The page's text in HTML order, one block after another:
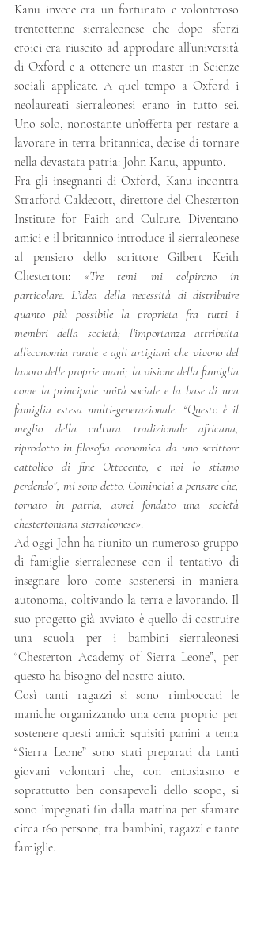
Kanu invece era un fortunato e volonteroso
trentottenne sierraleonese che dopo sforzi
eroici era riuscito ad approdare all’università
di Oxford e a ottenere un master in Scienze
sociali applicate. A quel tempo a Oxford i
neolaureati sierraleonesi erano in tutto sei.
Uno solo, nonostante un’offerta per restare a
lavorare in terra britannica, decise di tornare
nella devastata patria: John Kanu, appunto.
Fra gli insegnanti di Oxford, Kanu incontra
Stratford Caldecott, direttore del Chesterton
Institute for Faith and Culture. Diventano
amici e il britannico introduce il sierraleonese
al pensiero dello scrittore Gilbert Keith
Chesterton: «Tre temi mi colpirono in
particolare. L’idea della necessità di distribuire
quanto più possibile la proprietà fra tutti i
membri della società; l’importanza attribuita
all’economia rurale e agli artigiani che vivono del
lavoro delle proprie mani; la visione della famiglia
come la principale unità sociale e la base di una
famiglia estesa multi-generazionale. “Questo è il
meglio della cultura tradizionale africana,
riprodotto in filosofia economica da uno scrittore
cattolico di fine Ottocento, e noi lo stiamo
perdendo”, mi sono detto. Cominciai a pensare che,
tornato in patria, avrei fondato una società
chestertoniana sierraleonese».
Ad oggi John ha riunito un numeroso gruppo
di famiglie sierraleonese con il tentativo di
insegnare loro come sostenersi in maniera
autonoma, coltivando la terra e lavorando. Il
suo progetto già avviato è quello di costruire
una scuola per i bambini sierraleonesi
“Chesterton Academy of Sierra Leone”, per
questo ha bisogno del nostro aiuto.
Così tanti ragazzi si sono rimboccati le
maniche organizzando una cena proprio per
sostenere questi amici: squisiti panini a tema
“Sierra Leone” sono stati preparati da tanti
giovani volontari che, con entusiasmo e
soprattutto ben consapevoli dello scopo, si
sono impegnati fin dalla mattina per sfamare
circa 160 persone, tra bambini, ragazzi e tante
famiglie.